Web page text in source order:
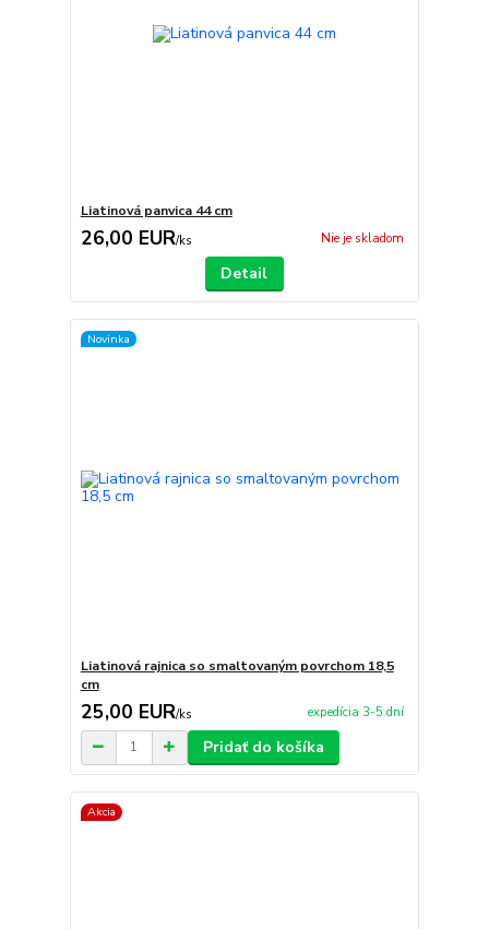
Liatinová panvica 44 cm
26,00 EUR/ks Nie je skladom
Detail
Novinka
Liatinová rajnica so smaltovaným povrchom 18,5
cm
25,00 EUR/ks expedícia 3-5 dní
Pridať do košíka
Akcia